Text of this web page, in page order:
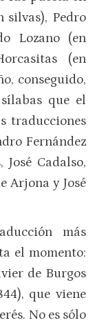
silvas), Pedro
Lozano (en
(en
conseguido,
que el
traducciones
Fernández
Cadalso,
Arjona y José
más
el momento:
de Burgos
que viene
No es sólo